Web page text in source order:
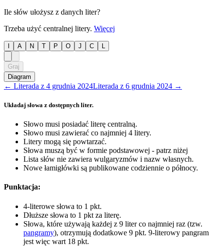
Ile słów ułożysz z danych liter?
Trzeba użyć centralnej litery. Więcej
A N T P O J C
Graj
Diagram
← Literada z 4 grudnia 2024Literada z 6 grudnia 2024 →
Układaj słowa z dostępnych liter.
Słowo musi posiadać literę centralną.
Słowo musi zawierać co najmniej 4 litery.
Litery mogą się powtarzać.
Słowa muszą być w formie podstawowej - patrz niżej
Lista słów nie zawiera wulgaryzmów i nazw własnych.
Nowe łamigłówki są publikowane codziennie o północy.
Punktacja:
4-literowe słowa to 1 pkt.
Dłuższe słowa to 1 pkt za literę.
Słowa, które używają każdej z 9 liter co najmniej raz (tzw.
pangramy), otrzymują dodatkowe 9 pkt. 9-literowy pangram
jest więc wart 18 pkt.